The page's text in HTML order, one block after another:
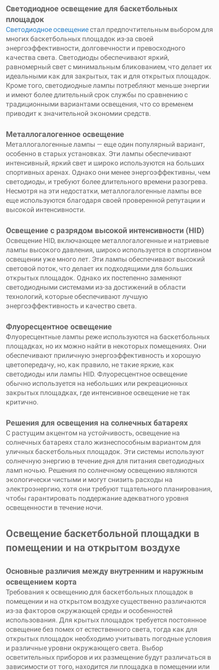
Светодиодное освещение для баскетбольных
площадок
Светодиодное освещениестал предпочтительным выбором для
многих баскетбольных площадок из-за своей
энергоэффективности, долговечности и превосходного
качества света. Светодиоды обеспечивают яркий,
равномерный свет с минимальным бликованием, что делает их
идеальными как для закрытых, так и для открытых площадок.
Кроме того, светодиодные лампы потребляют меньше энергии
и имеют более длительный срок службы по сравнению с
традиционными вариантами освещения, что со временем
приводит к значительной экономии средств.
Металлогалогенное освещение
Металлогалогенные лампы — еще один популярный вариант,
особенно в старых установках. Эти лампы обеспечивают
интенсивный, яркий свет и широко используются на больших
спортивных аренах. Однако они менее энергоэффективны, чем
светодиоды, и требуют более длительного времени разогрева.
Несмотря на эти недостатки, металлогалогенные лампы все
еще используются благодаря своей проверенной репутации и
высокой интенсивности.
Освещение с разрядом высокой интенсивности (HID)
Освещение HID, включающее металлогалогенные и натриевые
лампы высокого давления, широко используется в спортивном
освещении уже много лет. Эти лампы обеспечивают высокий
световой поток, что делает их подходящими для больших
открытых площадок. Однако их постепенно заменяют
светодиодными системами из-за достижений в области
технологий, которые обеспечивают лучшую
энергоэффективность и качество света.
Флуоресцентное освещение
Флуоресцентные лампы реже используются на баскетбольных
площадках, но их можно найти в некоторых помещениях. Они
обеспечивают приличную энергоэффективность и хорошую
цветопередачу, но, как правило, не такие яркие, как
светодиоды или лампы HID. Флуоресцентное освещение
обычно используется на небольших или рекреационных
закрытых площадках, где интенсивное освещение не так
критично.
Решения для освещения на солнечных батареях
С растущим акцентом на устойчивость, освещение на
солнечных батареях стало жизнеспособным вариантом для
уличных баскетбольных площадок. Эти системы используют
солнечную энергию в течение дня для питания светодиодных
ламп ночью. Решения по солнечному освещению являются
экологически чистыми и могут снизить расходы на
электроэнергию, хотя они требуют тщательного планирования,
чтобы гарантировать поддержание адекватного уровня
освещенности в течение ночи.
Освещение баскетбольной площадки в
помещении и на открытом воздухе
Основные различия между внутренним и наружным
освещением корта
Требования к освещению для баскетбольных площадок в
помещении и на открытом воздухе существенно различаются
из-за факторов окружающей среды и особенностей
использования. Для крытых площадок требуется постоянное
освещение без помех от естественного света, тогда как для
открытых площадок необходимо учитывать погодные условия
и различные уровни окружающего света. Выбор
осветительных приборов и их размещение будут различаться в
зависимости от того, находится ли площадка в помещении или